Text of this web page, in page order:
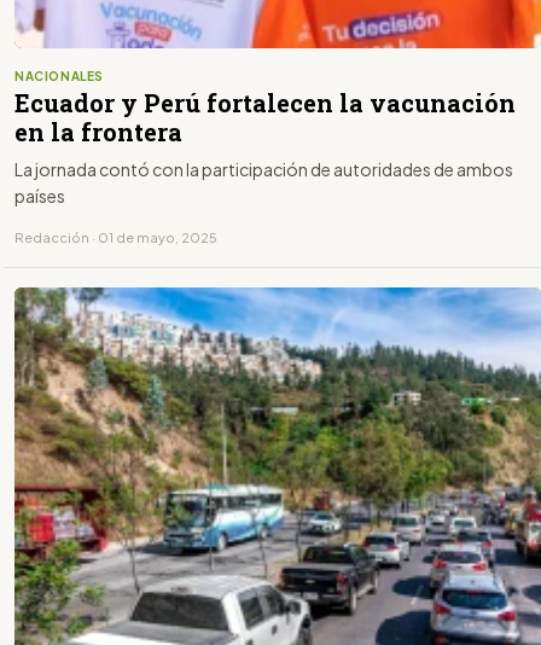
NACIONALES
Ecuador y Perú fortalecen la vacunación
en la frontera
La jornada contó con la participación de autoridades de ambos
países
Redacción · 01 de mayo, 2025